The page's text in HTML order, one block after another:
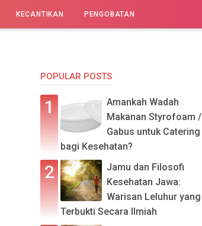
KECANTIKAN PENGOBATAN
POPULAR POSTS
Amankah Wadah
Makanan Styrofoam /
Gabus untuk Catering
bagi Kesehatan?
Jamu dan Filosofi
Kesehatan Jawa:
Warisan Leluhur yang
Terbukti Secara Ilmiah